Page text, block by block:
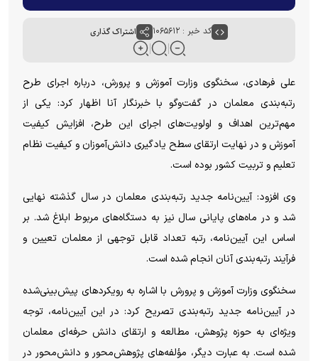
کد خبر : ۱۰۶۵۶۱۲ اشتراک گذاری
علی فرهادی، سخنگوی وزارت آموزش و پرورش، درباره اجرای طرح
رتبه‌بندی معلمان در گفت‌و‌گو با خبرنگار آنا اظهار کرد: یکی از
مهم‌ترین اهداف و اولویت‌های اجرای این طرح، افزایش کیفیت
آموزش و در نهایت ارتقای سطح یادگیری دانش‌آموزان و کیفیت نظام
تعلیم و تربیت کشور بوده است.
وی افزود: آیین‌نامه جدید رتبه‌بندی معلمان در سال گذشته نهایی
شد و در ماه‌های پایانی سال نیز به دستگاه‌های مربوط ابلاغ شد. بر
اساس این آیین‌نامه، رتبه تعداد قابل توجهی از معلمان تعیین و
فرآیند رتبه‌بندی آنان انجام شده است.
سخنگوی وزارت آموزش و پرورش با اشاره به رویکرد‌های پیش‌بینی‌شده
در آیین‌نامه جدید رتبه‌بندی تصریح کرد: در این آیین‌نامه، توجه
ویژه‌ای به حوزه پژوهش، مطالعه و ارتقای دانش حرفه‌ای معلمان
شده است. به عبارت دیگر، مؤلفه‌های پژوهش‌محور و دانش‌محور در